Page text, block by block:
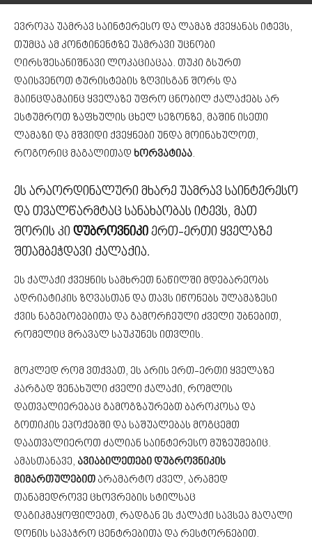
ევროპა უამრავ საინტერესო და ლამაზ ქვეყანას იტევს,
თუმცა ამ კონტინენტზე უამრავი უცნობი
ღირსშესანიშნავი ლოკაციაცაა. თუკი გსურთ
დაისვენოთ ტურისტების ზღვისგან შორს და
მაინცდამაინც ყველაზე უფრო ცნობილ ქალაქებს არ
ესტუმროთ ზაფხულის ცხელ სეზონზე, მაშინ ისეთი
ლამაზი და მშვიდი ქვეყნები უნდა მოინახულოთ,
როგორიც მაგალითად ხორვატიაა.
ეს არაორდინალური მხარე უამრავ საინტერესო
და თვალწარმტაც სანახაობას იტევს, მათ
შორის კი დუბროვნიკიერთ-ერთი ყველაზე
შთამბეჭდავი ქალაქია.
ეს ქალაქი ქვეყნის სამხრეთ ნაწილში მდებარეობს
ადრიატიკის ზღვასთან და თავს იწონებს ულამაზესი
ქვის ნაგებობებითა და გამორჩეული ძველი უბნებით,
რომელიც მრავალ საუკუნეს ითვლის.
მოკლედ რომ ვთქვათ, ეს არის ერთ-ერთი ყველაზე
კარგად შენახული ძველი ქალაქი, რომლის
დათვალიერებაც გამოგზაურებთ ბაროკოსა და
გოთიკის ეპოქებში და საშუალებას მოგცემთ
დაათვალიეროთ ძალიან საინტერესო მუზეუმებიც.
ამასთანავე, ავიაბილეთები დუბროვნიკის
მიმართულებით არამარტო ძველ, არამედ
თანამედროვე ცხოვრების სტილსაც
დაგიკმაყოფილებთ, რადგან ეს ქალაქი სავსეა მაღალი
დონის სავაჭრო ცენტრებითა და რესტორნებით.